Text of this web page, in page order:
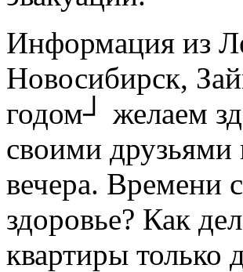
Информация из
Новосибирск,
годом┘ желаем
своими
вечера. Времени
здоровье? Как
квартиры